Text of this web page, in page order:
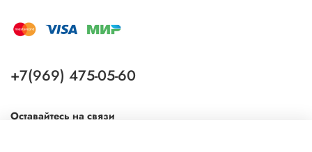
+7(969) 475-05-60
Оставайтесь на связи